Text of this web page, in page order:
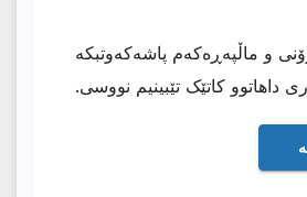
و ماڵپەڕەکەم پاشەکەوتبکە
داهاتوو کاتێک تێبینیم نووسی.